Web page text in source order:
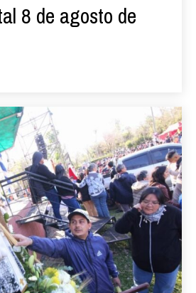
8 de agosto de